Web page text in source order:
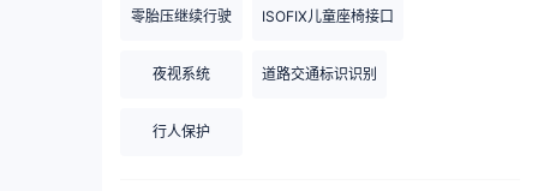
零胎压继续行驶 ISOFIX儿童座椅接口
夜视系统 道路交通标识识别
行人保护